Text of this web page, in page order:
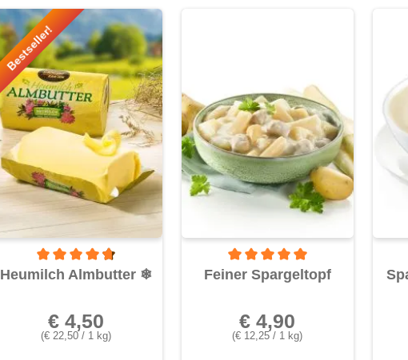
Bestseller!
Durchschnittliche Bewertung von 4.6 von 5 Sternen
Heumilch Almbutter ❄
(€ 22,50 / 1 kg)
€ 4,50
Durchschnittliche Bewertung von 5
Feiner Spargeltopf
(€ 12,25 / 1 kg)
€ 4,90